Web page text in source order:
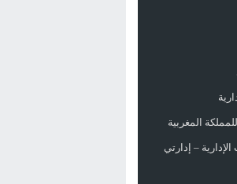
المغربية
– إدارتي